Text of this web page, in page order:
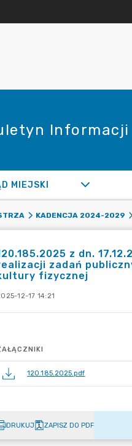
Informacji
MIEJSKI
KADENCJA 2024-2029
z dn.
zadań
fizycznej
12-17 14:21
120.185.2025.pdf
DRUKUJ ZAPISZ DO PDF